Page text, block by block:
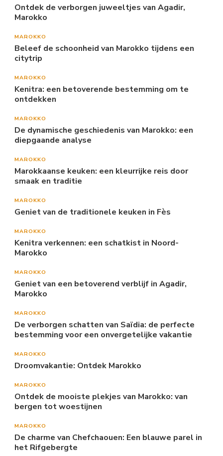
Ontdek de verborgen juweeltjes van Agadir,
Marokko
MAROKKO
Beleef de schoonheid van Marokko tijdens een
citytrip
MAROKKO
Kenitra: een betoverende bestemming om te
ontdekken
MAROKKO
De dynamische geschiedenis van Marokko: een
diepgaande analyse
MAROKKO
Marokkaanse keuken: een kleurrijke reis door
smaak en traditie
MAROKKO
Geniet van de traditionele keuken in Fès
MAROKKO
Kenitra verkennen: een schatkist in Noord-
Marokko
MAROKKO
Geniet van een betoverend verblijf in Agadir,
Marokko
MAROKKO
De verborgen schatten van Saïdia: de perfecte
bestemming voor een onvergetelijke vakantie
MAROKKO
Droomvakantie: Ontdek Marokko
MAROKKO
Ontdek de mooiste plekjes van Marokko: van
bergen tot woestijnen
MAROKKO
De charme van Chefchaouen: Een blauwe parel in
het Rifgebergte